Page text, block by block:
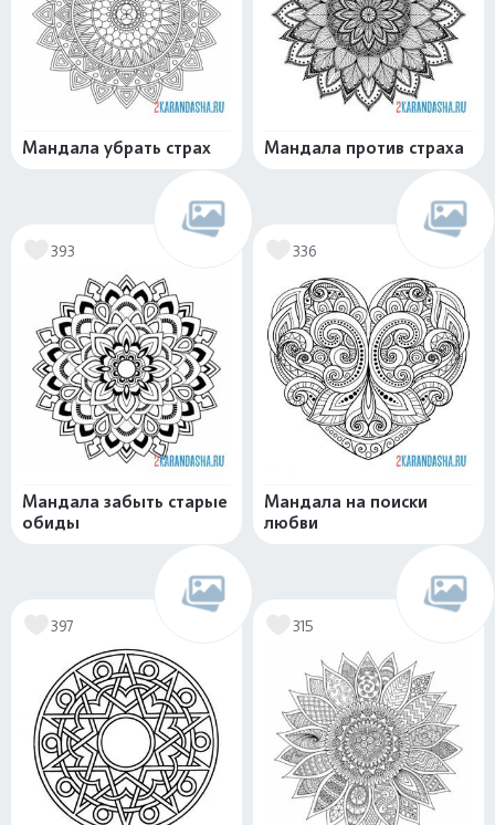
Мандала убрать страх Мандала против страха
393
Мандала забыть старые
обиды
336
Мандала на поиски
любви
397 315